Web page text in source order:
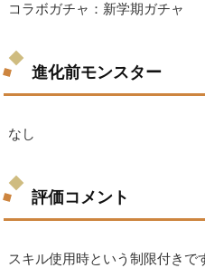
コラボガチャ：新学期ガチャ
進化前モンスター
なし
評価コメント
スキル使用時という制限付きで